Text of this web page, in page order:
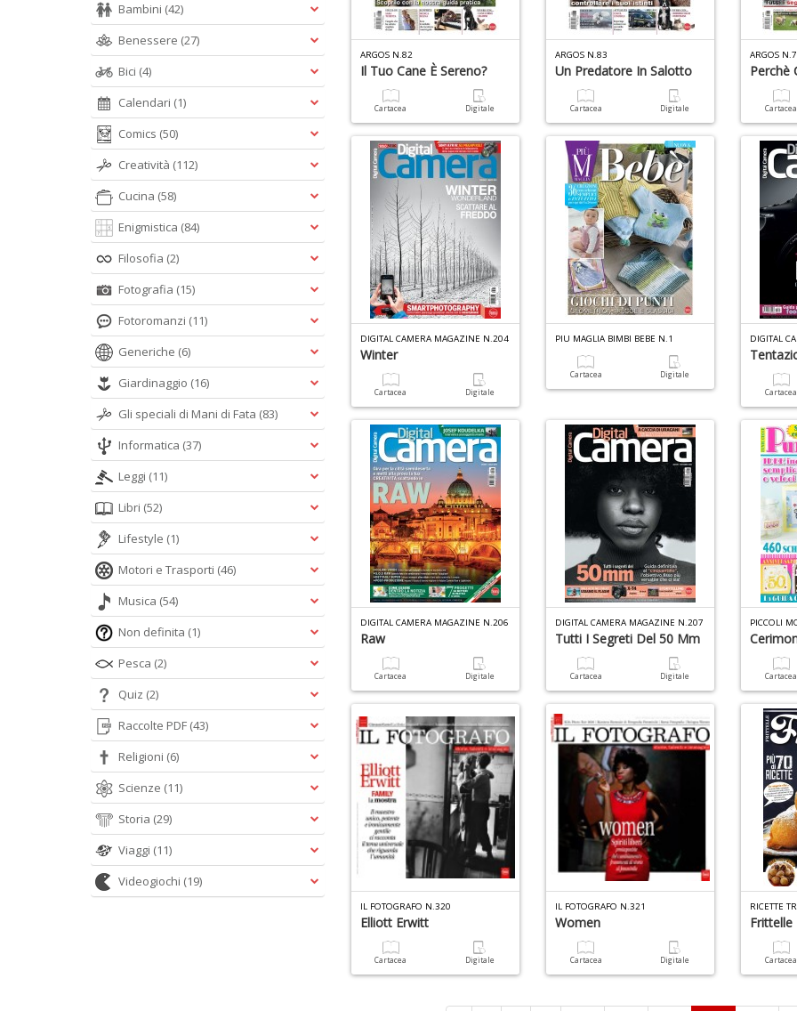
ARGOS N.82
Il Tuo Cane È Sereno?
Cartacea Digitale
ARGOS N.83
Un Predatore In Salotto
Cartacea Digitale
ARGOS
Perchè
Cartacea
DIGITAL CAMERA MAGAZINE N.204
Winter
Cartacea Digitale
PIU MAGLIA BIMBI BEBE N.1
Cartacea Digitale
DIGITAL
Cartacea
DIGITAL CAMERA MAGAZINE N.206
Raw
Cartacea Digitale
DIGITAL CAMERA MAGAZINE N.207
Tutti I Segreti Del 50 Mm
Cartacea Digitale Cartacea
IL FOTOGRAFO N.320
Elliott Erwitt
Cartacea Digitale
IL FOTOGRAFO N.321
Women
Cartacea Digitale
Frittelle
Cartacea
Bambini (42)
Benessere (27)
Bici (4)
Calendari (1)
Comics (50)
Creatività (112)
Cucina (58)
Enigmistica (84)
Filosofia (2)
Fotografia (15)
Fotoromanzi (11)
Generiche (6)
Giardinaggio (16)
Gli speciali di Mani di Fata (83)
Informatica (37)
Leggi (11)
Libri (52)
Lifestyle (1)
Motori e Trasporti (46)
Musica (54)
Non definita (1)
Pesca (2)
Quiz (2)
Raccolte PDF (43)
Religioni (6)
Scienze (11)
Storia (29)
Viaggi (11)
Videogiochi (19)